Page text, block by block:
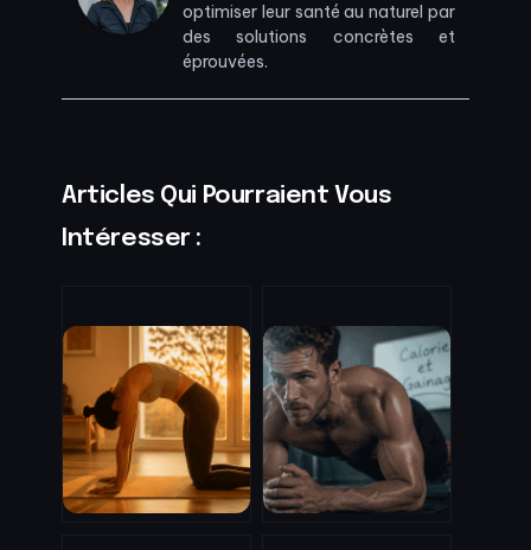
optimiser leur santé au naturel par
des solutions concrètes et
éprouvées.
Articles Qui Pourraient Vous
Intéresser :